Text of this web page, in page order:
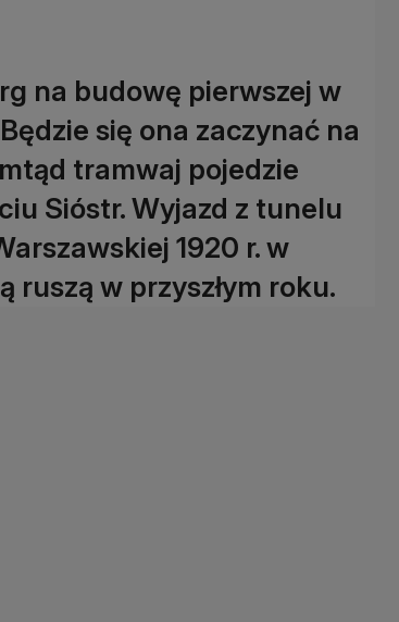
na budowę pierwszej w
się ona zaczynać na
tramwaj pojedzie
Sióstr. Wyjazd z tunelu
1920 r. w
ruszą w przyszłym roku.